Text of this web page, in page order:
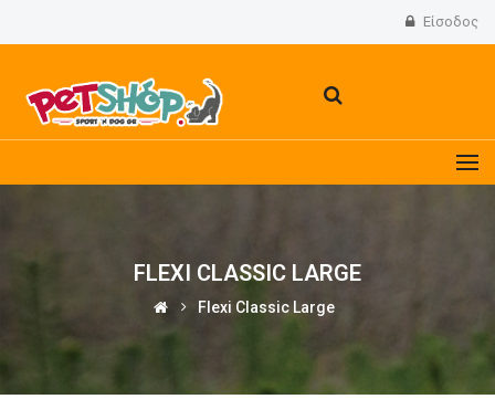
Είσοδος
FLEXI CLASSIC LARGE
Flexi Classic Large